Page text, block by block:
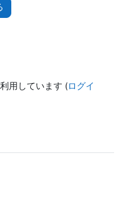
用しています (ログイ